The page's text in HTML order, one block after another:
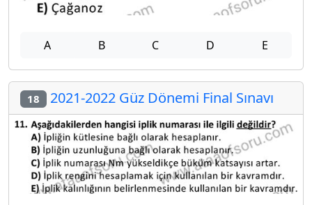
A B C D E
18 2021-2022 Güz Dönemi Final Sınavı